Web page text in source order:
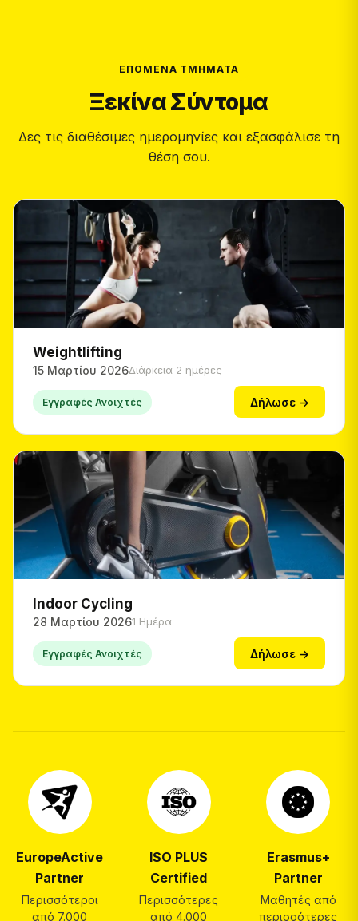
ΕΠΌΜΕΝΑ ΤΜΉΜΑΤΑ
Ξεκίνα Σύντομα
Δες τις διαθέσιμες ημερομηνίες και εξασφάλισε τη
θέση σου.
Weightlifting
15 Μαρτίου 2026Διάρκεια 2 ημέρες
Εγγραφές Ανοιχτές Δήλωσε →
Indoor Cycling
28 Μαρτίου 20261 Ημέρα
Εγγραφές Ανοιχτές Δήλωσε →
EuropeActive
Partner
Περισσότεροι
από 7.000
ISO PLUS
Certified
Περισσότερες
από 4.000
Erasmus+
Partner
Μαθητές από
περισσότερες